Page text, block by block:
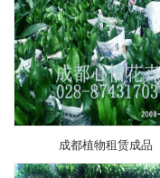
成都植物租赁成品